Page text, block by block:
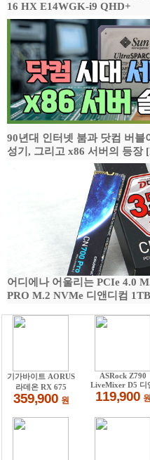
16 HX E14WGK-i9 QHD+
90년대 인터넷 붐과 닷컴 버블
성기, 그리고 x86 서버의 등장
어디에나 어울리는 PCIe 4.0
PRO M.2 NVMe 디앤디컴 1TB